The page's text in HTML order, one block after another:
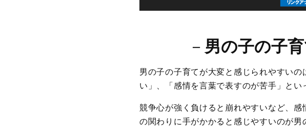
－ 男の子の子
男の子の子育てが大変と感じられやすい
い」、「感情を言葉で表すのが苦手」とい
競争心が強く負けると崩れやすいなど、
の関わりに手がかかると感じやすいのが男